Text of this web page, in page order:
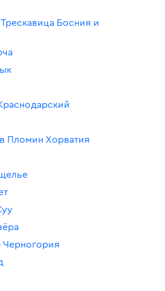
Босния и
Пломин Хорватия